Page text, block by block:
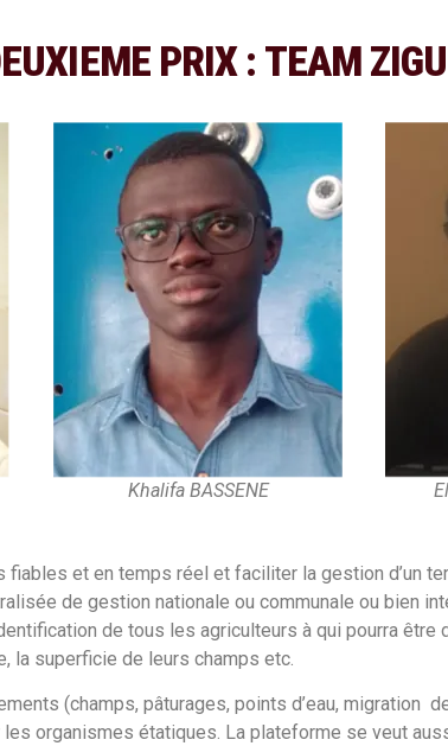
PRIX : TEAM
Khalifa BASSENE
fiables et en temps réel et faciliter la gestion
de gestion nationale ou communale ou bien
de tous les agriculteurs à qui pourra
la superficie de leurs champs etc.
(champs, pâturages, points d’eau, migration
organismes étatiques. La plateforme se veut